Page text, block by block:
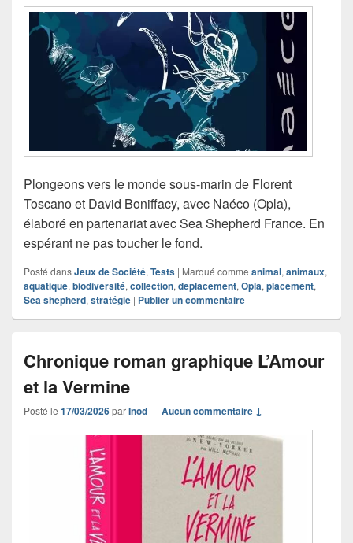
Plongeons vers le monde sous-marin de Florent
Toscano et David Boniffacy, avec Naéco (Opla),
élaboré en partenariat avec Sea Shepherd France. En
espérant ne pas toucher le fond.
Posté dansJeux de Société, Tests | Marqué comme animal, animaux,
aquatique, biodiversité, collection, deplacement, Opla, placement,
Sea shepherd, stratégie | Publier un commentaire
Chronique roman graphique L’Amour
et la Vermine
Posté le 17/03/2026parInod—Aucun commentaire ↓